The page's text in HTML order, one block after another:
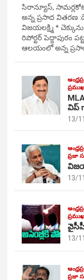
సిరాన్యూస్,
అన్న ప్రసాద వితరణ
విజయలక్ష్మి *
రిపోర్టర్ పెద్దాపురం
ఆలయంలో అన్న
విప్
13/
ప్రజా
13/
13/
ప్రజా